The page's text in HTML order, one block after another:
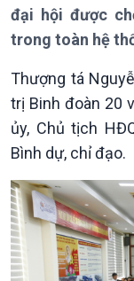
Giới thiệu
đại hội được
trong toàn hệ
Thượng tá
trị Binh đoàn 20
ủy, Chủ tịch
Bình dự, chỉ đạo.